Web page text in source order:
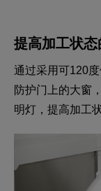
提高加工状
通过采用可120
防护门上的大窗
明灯，提高加工